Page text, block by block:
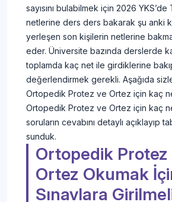
sayısını bulabilmek için 2026
netlerine ders ders bakarak şu anki
yerleşen son kişilerin netlerine
eder. Üniversite bazında derslerde
toplamda kaç net ile girdiklerine
değerlendirmek gerekli. Aşağıda
Ortopedik Protez ve Ortez için kaç
Ortopedik Protez ve Ortez için kaç
soruların cevabını detaylı açıklayıp
sunduk.
Ortopedik Protez
Ortez Okumak
Sınavlara